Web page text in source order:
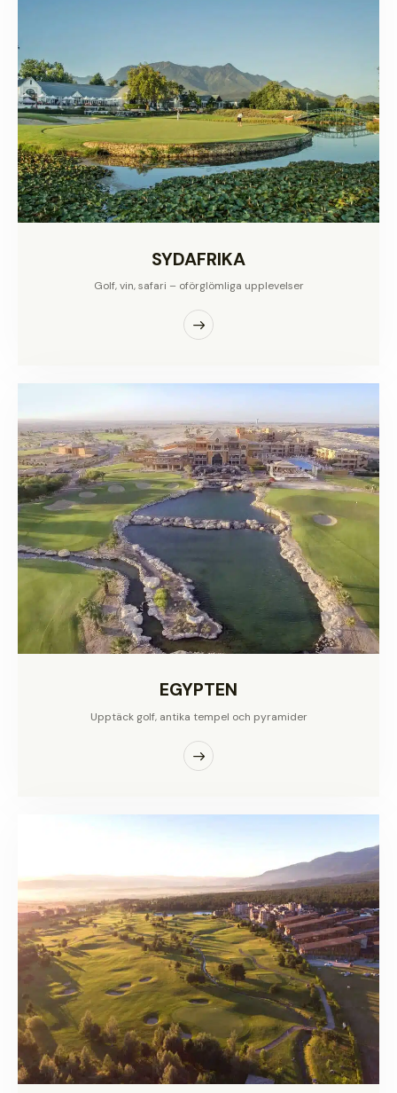
SYDAFRIKA
Golf, vin, safari – oförglömliga upplevelser
EGYPTEN
Upptäck golf, antika tempel och pyramider